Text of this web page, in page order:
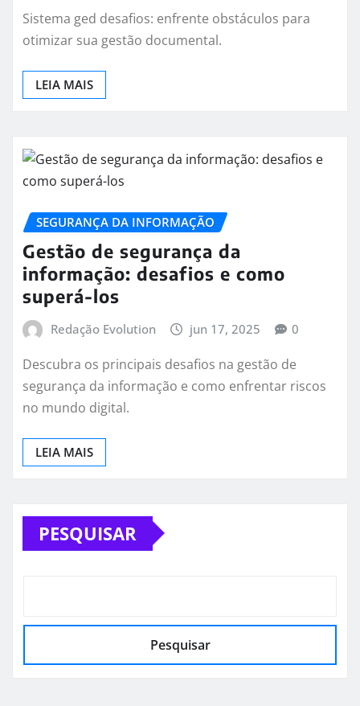
Sistema ged desafios: enfrente obstáculos para
otimizar sua gestão documental.
LEIA MAIS
SEGURANÇA DA INFORMAÇÃO
Gestão de segurança da
informação: desafios e como
superá-los
Redação Evolution jun 17, 2025 0
Descubra os principais desafios na gestão de
segurança da informação e como enfrentar riscos
no mundo digital.
LEIA MAIS
PESQUISAR
Pesquisar